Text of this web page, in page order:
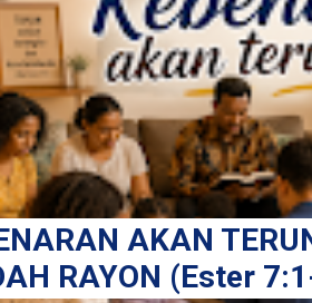
AKAN
RAYON (Ester